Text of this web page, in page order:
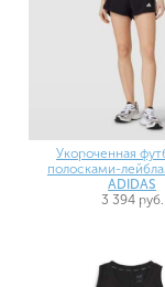
Укороченная
полосками-
ADIDAS
3 394 руб.